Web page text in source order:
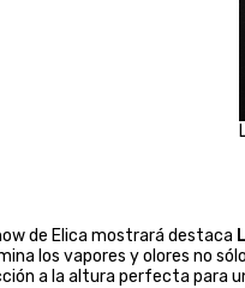
de Elica mostrará destaca
los vapores y olores no
a la altura perfecta para